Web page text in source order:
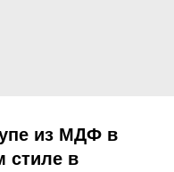
из МДФ в
стиле в